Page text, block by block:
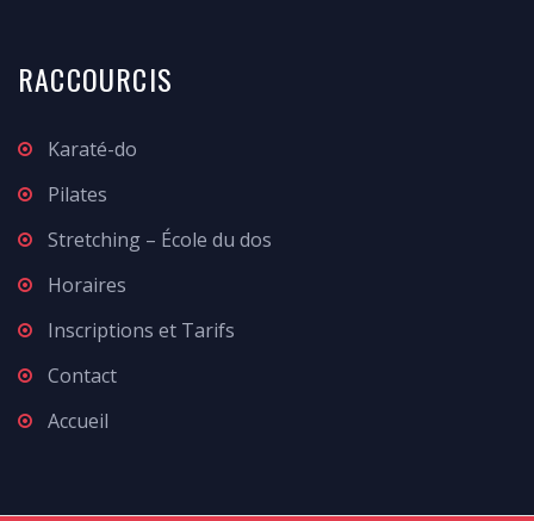
RACCOURCIS
Karaté-do
Pilates
Stretching – École du dos
Horaires
Inscriptions et Tarifs
Contact
Accueil